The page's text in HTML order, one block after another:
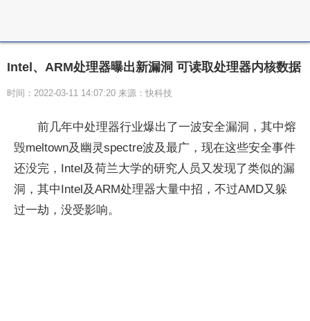
Intel、ARM处理器曝出新漏洞 可读取处理器内核数据
时间：2022-03-11 14:07:20 来源：快科技
前几年中处理器行业爆出了一波安全漏洞，其中熔
毁meltown及幽灵spectre波及最广，现在这些安全事件
还没完，Intel及荷兰大学的研究人员又发现了类似的漏
洞，其中Intel及ARM处理器大量中招，不过AMD又躲
过一劫，没受影响。